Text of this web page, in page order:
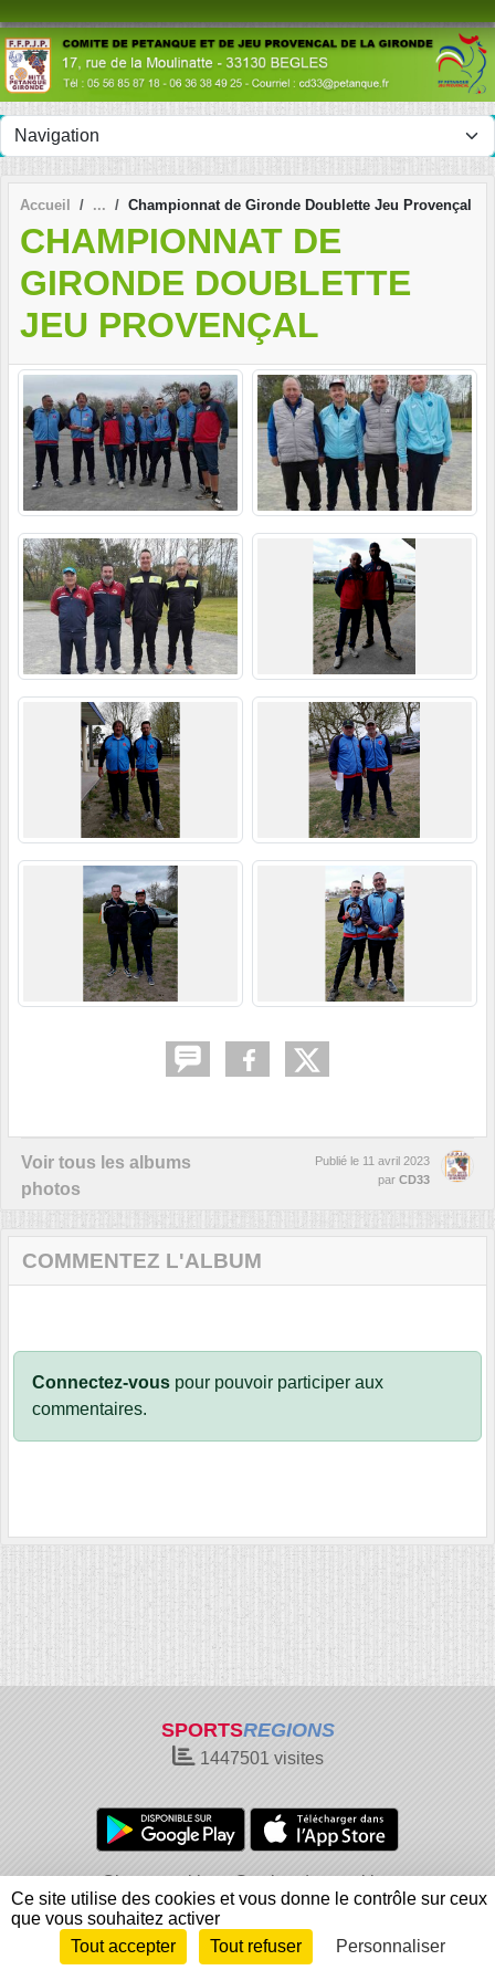
Accueil Championnat de Gironde Doublette Jeu Provençal
CHAMPIONNAT DE
GIRONDE DOUBLETTE
JEU PROVENÇAL
Voir tous les albums
photos
Publié le 11 avril 2023
par CD33
COMMENTEZ L'ALBUM
Connectez-vous pour pouvoir participer aux
commentaires.
SPORTSREGIONS
1447501 visites
Charte cookies
Gestion des cookies
Informations légales
Signaler un contenu inapproprié
Envie de participer ? Connexion
Ce site utilise des cookies et vous donne le contrôle sur ceux
que vous souhaitez activer
Tout accepter
Tout refuser Personnaliser